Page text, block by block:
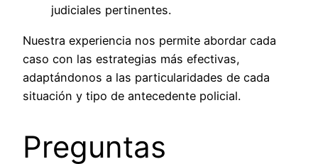
judiciales pertinentes.
Nuestra experiencia nos permite abordar cada
caso con las estrategias más efectivas,
adaptándonos a las particularidades de cada
situación y tipo de antecedente policial.
Preguntas